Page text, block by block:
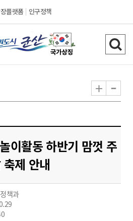
플랫폼 인구정책
시
민
도
시
군
산
검
색
기
+ -
이활동 하반기 맘껏 주
축제 안내
책과